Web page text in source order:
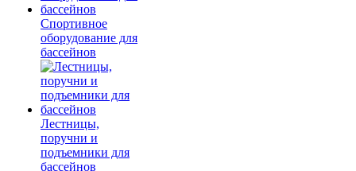
Спортивное
оборудование для
бассейнов
Лестницы,
поручни и
подъемники для
бассейнов